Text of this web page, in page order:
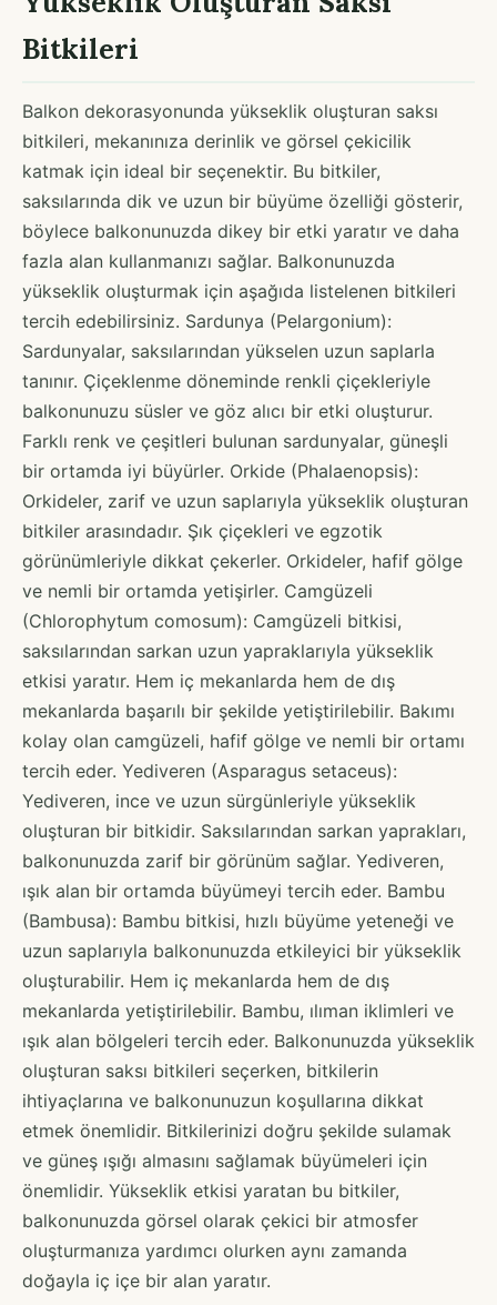
Bitkileri
Balkon dekorasyonunda yükseklik oluşturan saksı
bitkileri, mekanınıza derinlik ve görsel çekicilik
katmak için ideal bir seçenektir. Bu bitkiler,
saksılarında dik ve uzun bir büyüme özelliği gösterir,
böylece balkonunuzda dikey bir etki yaratır ve daha
fazla alan kullanmanızı sağlar. Balkonunuzda
yükseklik oluşturmak için aşağıda listelenen bitkileri
tercih edebilirsiniz. Sardunya (Pelargonium):
Sardunyalar, saksılarından yükselen uzun saplarla
tanınır. Çiçeklenme döneminde renkli çiçekleriyle
balkonunuzu süsler ve göz alıcı bir etki oluşturur.
Farklı renk ve çeşitleri bulunan sardunyalar, güneşli
bir ortamda iyi büyürler. Orkide (Phalaenopsis):
Orkideler, zarif ve uzun saplarıyla yükseklik oluşturan
bitkiler arasındadır. Şık çiçekleri ve egzotik
görünümleriyle dikkat çekerler. Orkideler, hafif gölge
ve nemli bir ortamda yetişirler. Camgüzeli
(Chlorophytum comosum): Camgüzeli bitkisi,
saksılarından sarkan uzun yapraklarıyla yükseklik
etkisi yaratır. Hem iç mekanlarda hem de dış
mekanlarda başarılı bir şekilde yetiştirilebilir. Bakımı
kolay olan camgüzeli, hafif gölge ve nemli bir ortamı
tercih eder. Yediveren (Asparagus setaceus):
Yediveren, ince ve uzun sürgünleriyle yükseklik
oluşturan bir bitkidir. Saksılarından sarkan yaprakları,
balkonunuzda zarif bir görünüm sağlar. Yediveren,
ışık alan bir ortamda büyümeyi tercih eder. Bambu
(Bambusa): Bambu bitkisi, hızlı büyüme yeteneği ve
uzun saplarıyla balkonunuzda etkileyici bir yükseklik
oluşturabilir. Hem iç mekanlarda hem de dış
mekanlarda yetiştirilebilir. Bambu, ılıman iklimleri ve
ışık alan bölgeleri tercih eder. Balkonunuzda yükseklik
oluşturan saksı bitkileri seçerken, bitkilerin
ihtiyaçlarına ve balkonunuzun koşullarına dikkat
etmek önemlidir. Bitkilerinizi doğru şekilde sulamak
ve güneş ışığı almasını sağlamak büyümeleri için
önemlidir. Yükseklik etkisi yaratan bu bitkiler,
balkonunuzda görsel olarak çekici bir atmosfer
oluşturmanıza yardımcı olurken aynı zamanda
doğayla iç içe bir alan yaratır.